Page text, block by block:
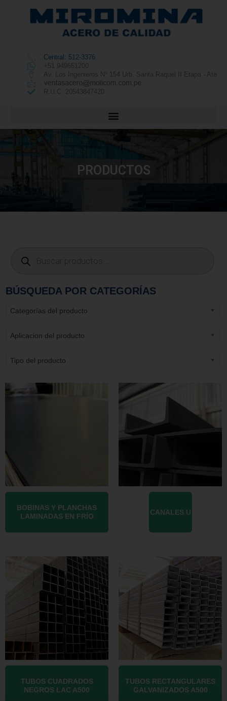
Central: 512-3376
+51 949651200
Av. Los Ingenieros N° 154 Urb. Santa Raquel II Etapa - Ate
R.U.C. 20543847420
PRODUCTOS
BÚSQUEDA POR CATEGORÍAS
Categorías del producto
Aplicacion del producto
Tipo del producto
BOBINAS Y PLANCHAS
LAMINADAS EN FRÍO
CANALES U
TUBOS CUADRADOS
NEGROS LAC A500
TUBOS RECTANGULARES
GALVANIZADOS A500